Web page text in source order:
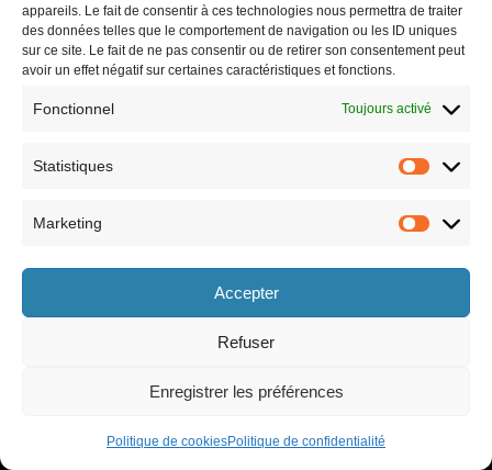
appareils. Le fait de consentir à ces technologies nous permettra de traiter
des données telles que le comportement de navigation ou les ID uniques
sur ce site. Le fait de ne pas consentir ou de retirer son consentement peut
avoir un effet négatif sur certaines caractéristiques et fonctions.
Fonctionnel Toujours activé
Statistiques
Marketing
Accepter
Refuser
Enregistrer les préférences
Politique de cookiesPolitique de confidentialité
Horaires
le lundi 8h30-12h et 13h30-17h30,
le jeudi 8h30-12h et 13h30-17h30,
le vendredi 8h30-12h et 13h30-17h,